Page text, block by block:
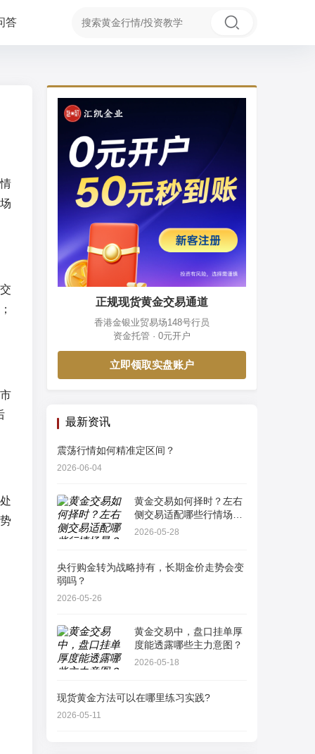
答
正规现货黄金交易通道
香港金银业贸易场148号行员
资金托管 · 0元开户
立即领取实盘账户
最新资讯
震荡行情如何精准定区间？
2026-06-04
黄金交易如何择时？左右
侧交易适配哪些行情场
景？
2026-05-28
央行购金转为战略持有，长期金价走势会变
弱吗？
2026-05-26
黄金交易中，盘口挂单厚
度能透露哪些主力意图？
2026-05-18
现货黄金方法可以在哪里练习实践?
2026-05-11